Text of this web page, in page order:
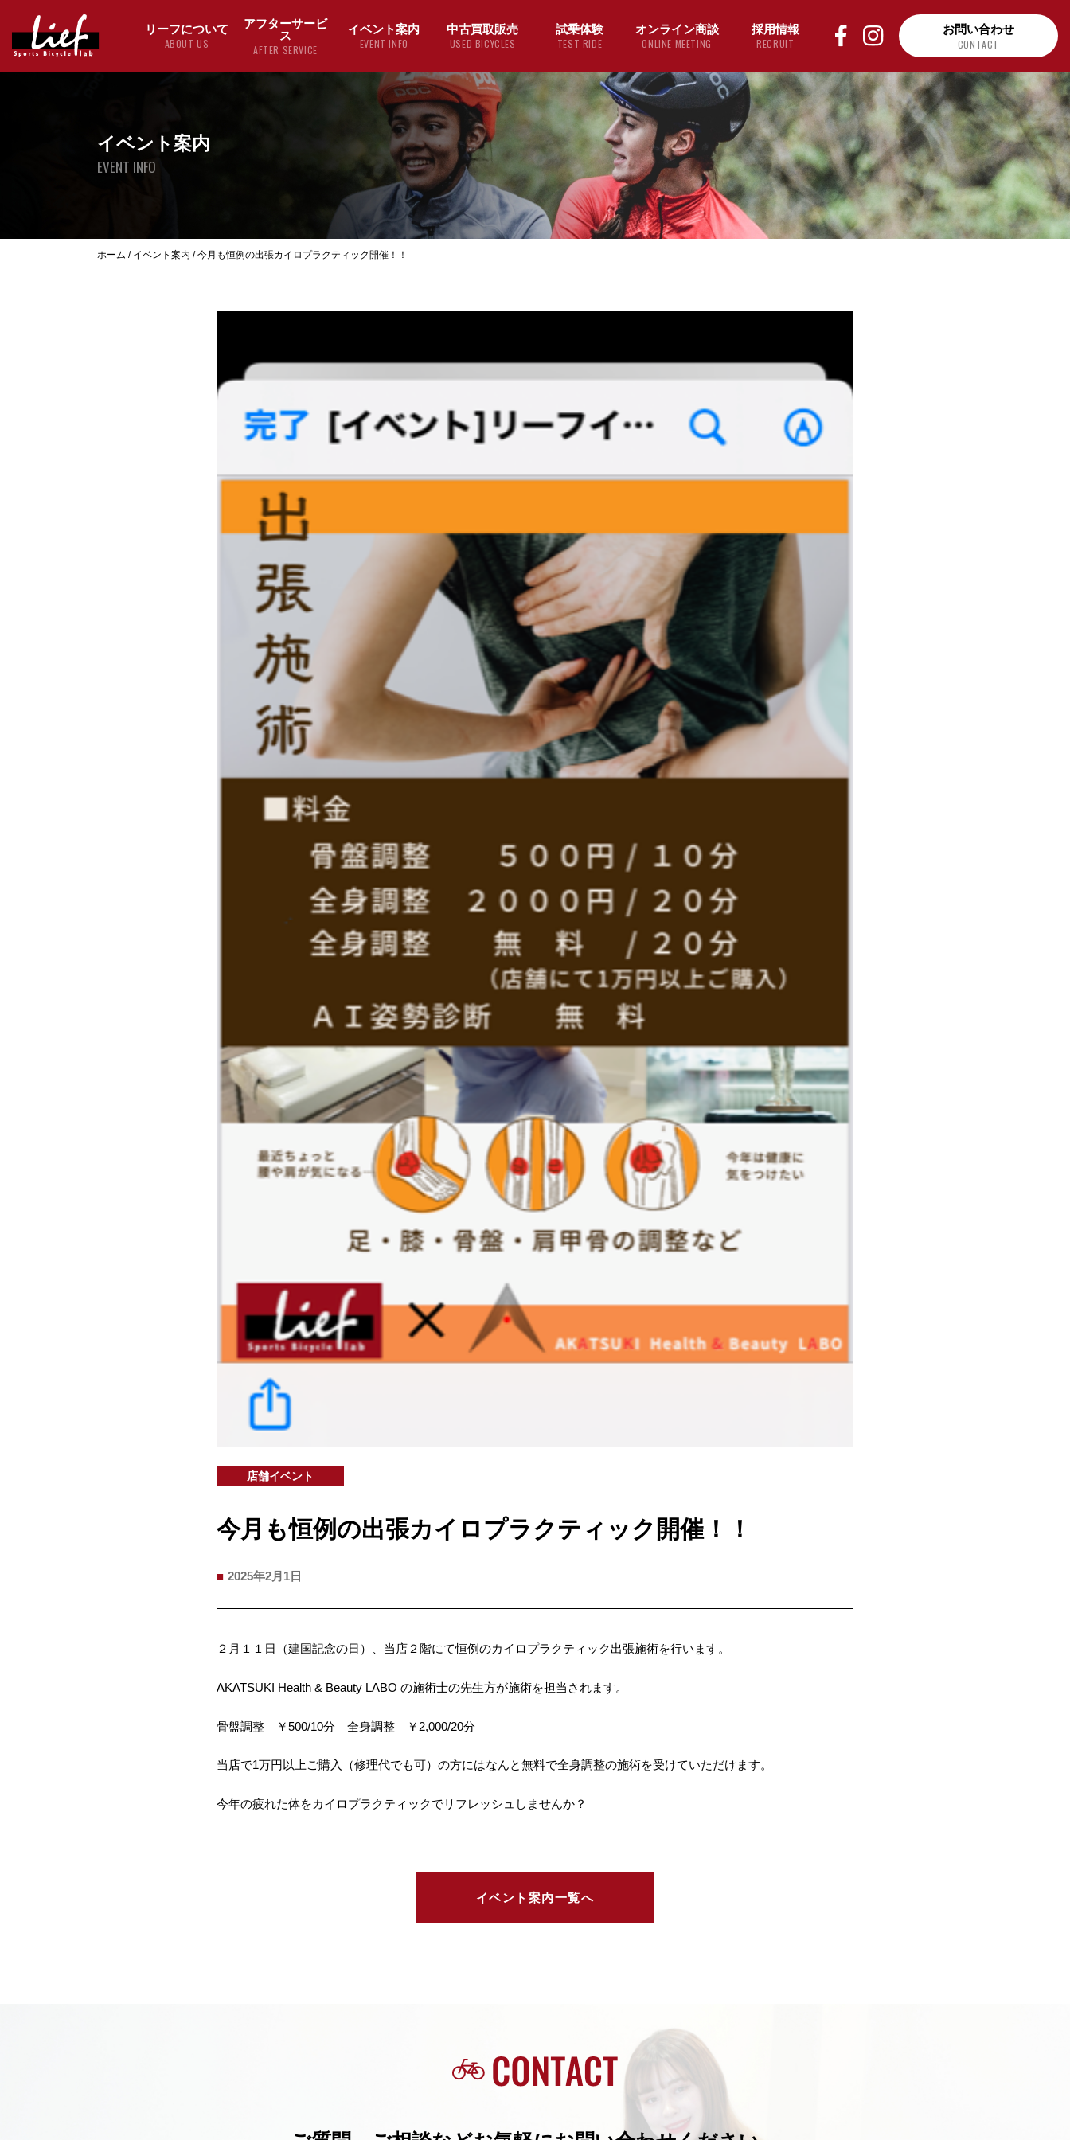
リーフについて
ABOUT US
アフターサービ
ス
AFTER SERVICE
イベント案内
EVENT INFO
中古買取販売
USED BICYCLES
試乗体験
TEST RIDE
オンライン商談
ONLINE MEETING
採用情報
RECRUIT
お問い合わせ
CONTACT
イベント案内
EVENT INFO
ホーム / イベント案内 /今月も恒例の出張カイロプラクティック開催！！
店舗イベント
今月も恒例の出張カイロプラクティック開催！！
2025年2月1日
２月１１日（建国記念の日）、当店２階にて恒例のカイロプラクティック出張施術を行います。
AKATSUKI Health & Beauty LABO の施術士の先生方が施術を担当されます。
骨盤調整 ￥500/10分 全身調整 ￥2,000/20分
当店で1万円以上ご購入（修理代でも可）の方にはなんと無料で全身調整の施術を受けていただけます。
今年の疲れた体をカイロプラクティックでリフレッシュしませんか？
イベント案内一覧へ